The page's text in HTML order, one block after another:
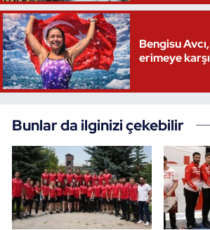
Bengisu
erimeye
Bunlar da ilginizi çekebilir